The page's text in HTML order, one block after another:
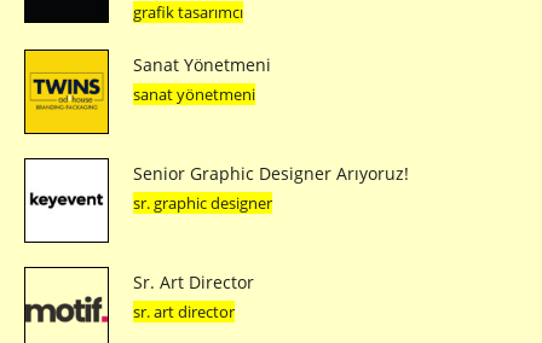
grafik tasarımcı
Sanat Yönetmeni
sanat yönetmeni
Senior Graphic Designer Arıyoruz!
sr. graphic designer
Sr. Art Director
sr. art director